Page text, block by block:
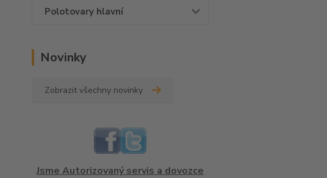
Polotovary hlavní
Novinky
Zobrazit všechny novinky
Jsme Autorizovaný servis a dovozce